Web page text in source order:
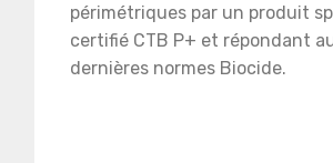
périmétriques par un produit
certifié CTB P+ et répondant
dernières normes Biocide.